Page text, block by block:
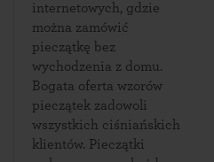
internetowych, gdzie
można zamówić
pieczątkę bez
wychodzenia z domu.
Bogata oferta wzorów
pieczątek zadowoli
wszystkich ciśniańskich
klientów. Pieczątki